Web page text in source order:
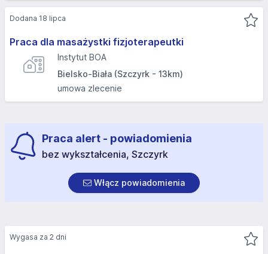
Praca dla masażystki fizjoterapeutki
Instytut BOA
Bielsko-Biała (Szczyrk - 13km)
umowa zlecenie
Dodana 18 lipca
Praca alert - powiadomienia
bez wykształcenia, Szczyrk
Włącz powiadomienia
Wygasa za 2 dni